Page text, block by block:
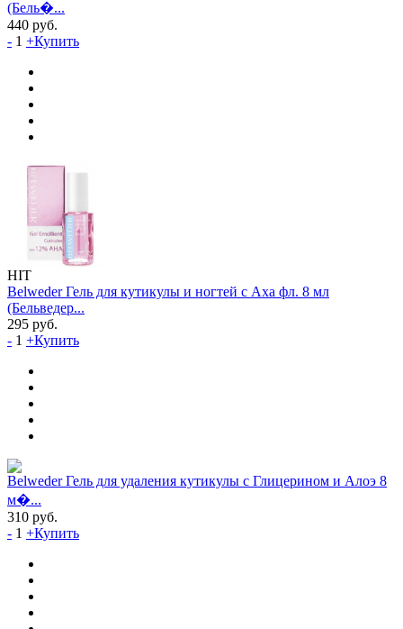
(Бель�...
440 руб.
- 1 +Купить
HIT
Belweder Гель для кутикулы и ногтей с Аха фл. 8 мл
(Бельведер...
295 руб.
- 1 +Купить
Belweder Гель для удаления кутикулы с Глицерином и Алоэ 8
м�...
310 руб.
- 1 +Купить